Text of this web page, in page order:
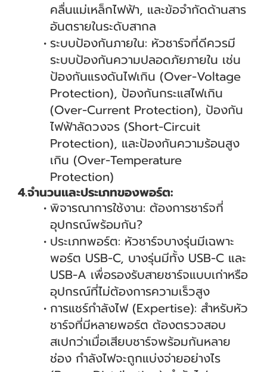
คลื่นแม่เหล็กไฟฟ้า, และข้อจำกัดด้านสาร
อันตรายในระดับสากล
ระบบป้องกันภายใน: หัวชาร์จที่ดีควรมี
ระบบป้องกันความปลอดภัยภายใน เช่น
ป้องกันแรงดันไฟเกิน (Over-Voltage
Protection), ป้องกันกระแสไฟเกิน
(Over-Current Protection), ป้องกัน
ไฟฟ้าลัดวงจร (Short-Circuit
Protection), และป้องกันความร้อนสูง
เกิน (Over-Temperature
Protection)
4.จำนวนและประเภทของพอร์ต:
พิจารณาการใช้งาน: ต้องการชาร์จกี่
อุปกรณ์พร้อมกัน?
ประเภทพอร์ต: หัวชาร์จบางรุ่นมีเฉพาะ
พอร์ต USB-C, บางรุ่นมีทั้ง USB-C และ
USB-A เพื่อรองรับสายชาร์จแบบเก่าหรือ
อุปกรณ์ที่ไม่ต้องการความเร็วสูง
การแชร์กำลังไฟ (Expertise): สำหรับหัว
ชาร์จที่มีหลายพอร์ต ต้องตรวจสอบ
สเปกว่าเมื่อเสียบชาร์จพร้อมกันหลาย
ช่อง กำลังไฟจะถูกแบ่งจ่ายอย่างไร